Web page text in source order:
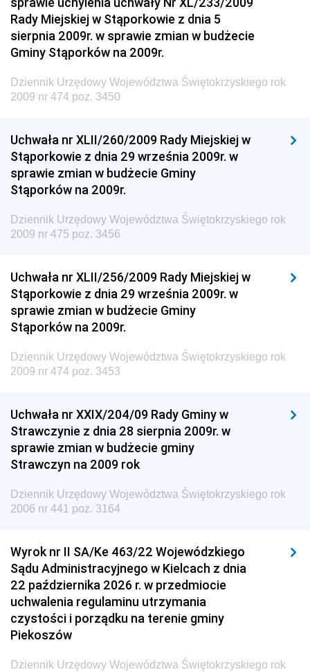
Dziennik Urzędowy Komendy Głównej Policji
Dziennik Urzędowy Ministra Pracy i Polityki
Społecznej
Dziennik Urzędowy Ministra Transportu, Budownictwa
i Gospodarki Morskiej
Dziennik Urzędowy Ministra Spraw Zagranicznych
Dziennik Urzędowy Centralnego Biura
Antykorupcyjnego
Wewnętrznego
Dziennik Urzędowy Urzędu Patentowego
Dziennik Urzędowy Generalnej Dyrekcji Dróg
Krajowych i Autostrad
Dziennik Urzędowy Ministra Środowiska
Dziennik Urzędowy Ministra Edukacji
Dziennik Urzędowy Ministra Przemysłu
Dziennik Urzędowy Ministra Finansów i Gospodarki
Dziennik Urzędowy Ministra do Spraw Unii
Dziennik Urzędowy Agencji Wywiadu
Rady Miejskiej w Stąporkowie z dnia 5
sierpnia 2009r. w sprawie zmian w budżecie
Gminy Stąporków na 2009r.
Dziennik Urzędowy Województwa Świętokrzyskiego rok
2009 nr 474 poz. 3450
Uchwała nr XLII/260/2009 Rady Miejskiej w
Stąporkowie z dnia 29 września 2009r. w
sprawie zmian w budżecie Gminy
Stąporków na 2009r.
Dziennik Urzędowy Województwa Świętokrzyskiego rok
2009 nr 475 poz. 3456
Uchwała nr XLII/256/2009 Rady Miejskiej w
Stąporkowie z dnia 29 września 2009r. w
sprawie zmian w budżecie Gminy
Stąporków na 2009r.
Dziennik Urzędowy Województwa Świętokrzyskiego rok
2009 nr 474 poz. 3453
Uchwała nr XXIX/204/09 Rady Gminy w
Strawczynie z dnia 28 sierpnia 2009r. w
sprawie zmian w budżecie gminy
Strawczyn na 2009 rok
Dziennik Urzędowy Województwa Świętokrzyskiego rok
2006 nr 441 poz. 3164
Wyrok nr II SA/Ke 463/22 Wojewódzkiego
Sądu Administracyjnego w Kielcach z dnia
22 października 2026 r. w przedmiocie
uchwalenia regulaminu utrzymania
czystości i porządku na terenie gminy
Piekoszów
Dziennik Urzędowy Województwa Świętokrzyskiego rok